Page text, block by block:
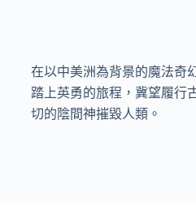
在以中美洲為背景的魔法奇
踏上英勇的旅程，冀望履行
切的陰間神摧毀人類。